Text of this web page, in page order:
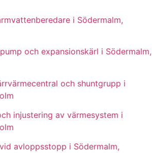
i Södermalm,
och expansionskärl i Södermalm,
och shuntgrupp i
injustering av värmesystem i
avloppsstopp i Södermalm,